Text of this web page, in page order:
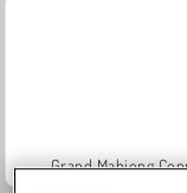
Grand Mahjong